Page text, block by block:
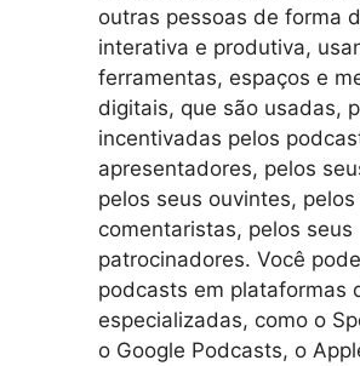
outras pessoas de forma
interativa e produtiva,
ferramentas, espaços e
digitais, que são usadas,
incentivadas pelos
apresentadores, pelos
pelos seus ouvintes, pelos
comentaristas, pelos seus
patrocinadores. Você
podcasts em plataformas
especializadas, como o
o Google Podcasts, o